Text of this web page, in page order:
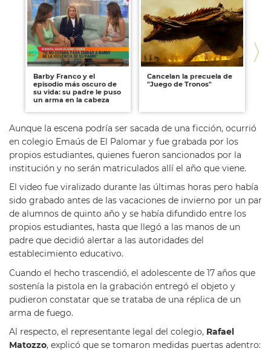
Barby Franco y el
episodio más oscuro de
su vida: su padre le puso
un arma en la cabeza
Cancelan la precuela de
"Juego de Tronos"
Aunque la escena podría ser sacada de una ficción, ocurrió
en colegio Emaús de El Palomar y fue grabada por los
propios estudiantes, quienes fueron sancionados por la
institución y no serán matriculados allí el año que viene.
El video fue viralizado durante las últimas horas pero había
sido grabado antes de las vacaciones de invierno por un par
de alumnos de quinto año y se había difundido entre los
propios estudiantes, hasta que llegó a las manos de un
padre que decidió alertar a las autoridades del
establecimiento educativo.
Cuando el hecho trascendió, el adolescente de 17 años que
sostenía la pistola en la grabación entregó el objeto y
pudieron constatar que se trataba de una réplica de un
arma de fuego.
Al respecto, el representante legal del colegio, Rafael
Matozzo, explicó que se tomaron medidas puertas adentro: